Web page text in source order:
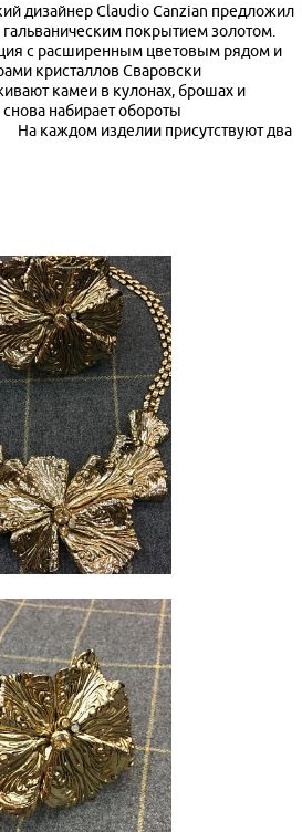
дизайнер Сlaudio Canzian предложил
покрытием золотом.
с расширенным цветовым рядом и
кристаллов Сваровски
камеи в кулонах, брошах и
набирает обороты
присутствуют два